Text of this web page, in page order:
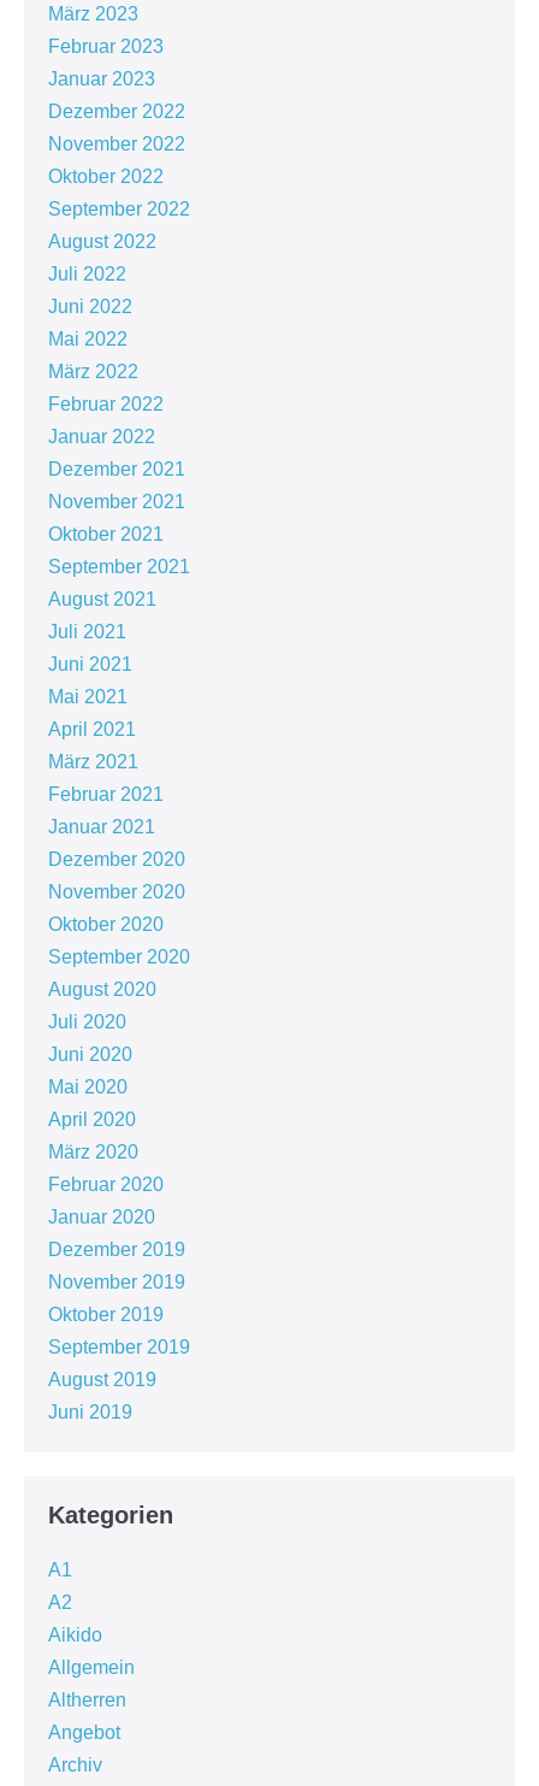
März 2023
Februar 2023
Januar 2023
Dezember 2022
November 2022
Oktober 2022
September 2022
August 2022
Juli 2022
Juni 2022
Mai 2022
März 2022
Februar 2022
Januar 2022
Dezember 2021
November 2021
Oktober 2021
September 2021
August 2021
Juli 2021
Juni 2021
Mai 2021
April 2021
März 2021
Februar 2021
Januar 2021
Dezember 2020
November 2020
Oktober 2020
September 2020
August 2020
Juli 2020
Juni 2020
Mai 2020
April 2020
März 2020
Februar 2020
Januar 2020
Dezember 2019
November 2019
Oktober 2019
September 2019
August 2019
Juni 2019
Kategorien
A1
A2
Aikido
Allgemein
Altherren
Angebot
Archiv